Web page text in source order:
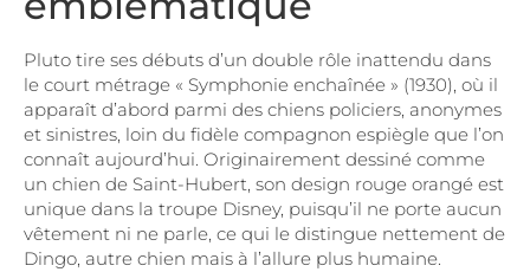
Pluto tire ses débuts d’un double rôle inattendu dans
le court métrage « Symphonie enchaînée » (1930), où il
apparaît d’abord parmi des chiens policiers, anonymes
et sinistres, loin du fidèle compagnon espiègle que l’on
connaît aujourd’hui. Originairement dessiné comme
un chien de Saint-Hubert, son design rouge orangé est
unique dans la troupe Disney, puisqu’il ne porte aucun
vêtement ni ne parle, ce qui le distingue nettement de
Dingo, autre chien mais à l’allure plus humaine.